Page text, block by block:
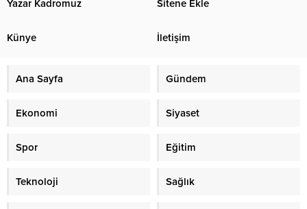
Yazar Kadromuz Sitene Ekle
Künye İletişim
Ana Sayfa Gündem
Ekonomi Siyaset
Spor Eğitim
Teknoloji Sağlık